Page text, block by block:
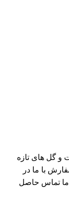
و گل های تازه
با ما در
ما تماس حاصل